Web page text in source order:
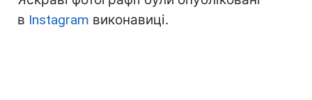
в Instagram виконавиці.